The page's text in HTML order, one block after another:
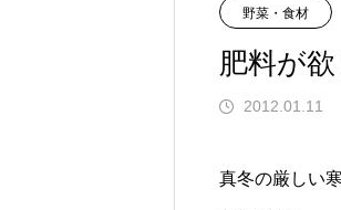
野菜・食材
肥料が
2012.01.11
真冬の厳しい